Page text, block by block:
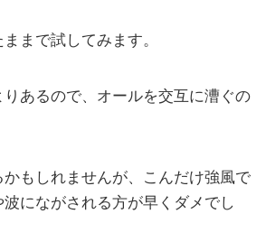
まで試してみます。
あるので、オールを交互に漕ぐの
もしれませんが、こんだけ強風で
にながされる方が早くダメでし